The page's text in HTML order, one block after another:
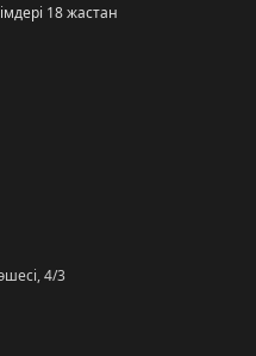
18 жастан
4/3